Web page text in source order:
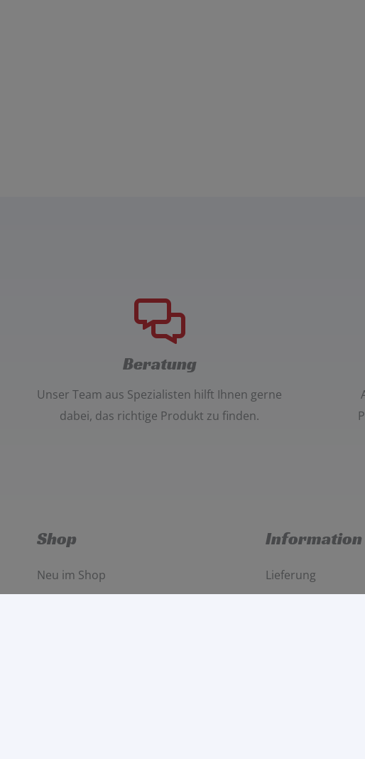
Beratung
UnserTeam aus Spezialisten hilft Ihnen gerne
dabei, das richtige Produkt zu finden.
Shop
Neu im Shop
Information
Lieferung